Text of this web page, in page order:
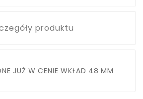
produktu
JUŻ W CENIE WKŁAD 48 MM